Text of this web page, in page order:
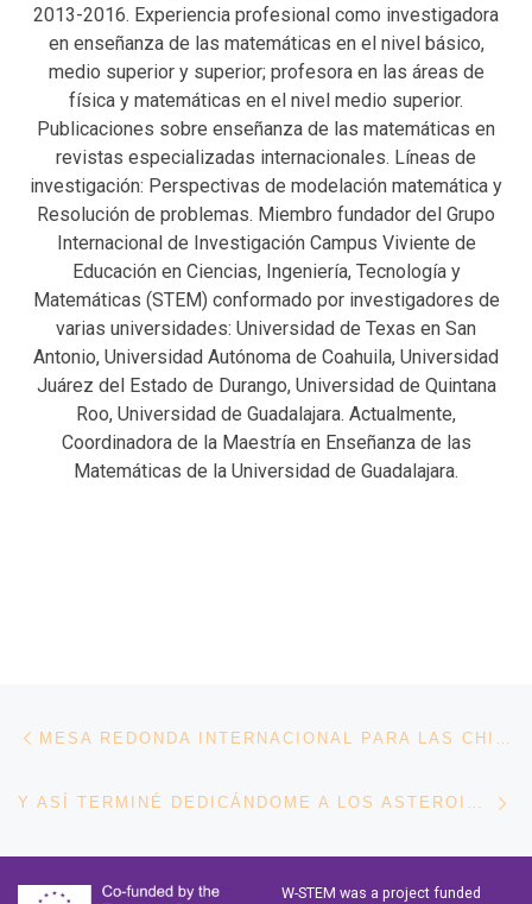
2013-2016. Experiencia profesional como investigadora
en enseñanza de las matemáticas en el nivel básico,
medio superior y superior; profesora en las áreas de
física y matemáticas en el nivel medio superior.
Publicaciones sobre enseñanza de las matemáticas en
revistas especializadas internacionales. Líneas de
investigación: Perspectivas de modelación matemática y
Resolución de problemas. Miembro fundador del Grupo
Internacional de Investigación Campus Viviente de
Educación en Ciencias, Ingeniería, Tecnología y
Matemáticas (STEM) conformado por investigadores de
varias universidades: Universidad de Texas en San
Antonio, Universidad Autónoma de Coahuila, Universidad
Juárez del Estado de Durango, Universidad de Quintana
Roo, Universidad de Guadalajara. Actualmente,
Coordinadora de la Maestría en Enseñanza de las
Matemáticas de la Universidad de Guadalajara.
Navegación de entradas
Y ASÍ TERMINÉ DEDICÁNDOME A LOS ASTEROIDES
W-STEM was a project funded